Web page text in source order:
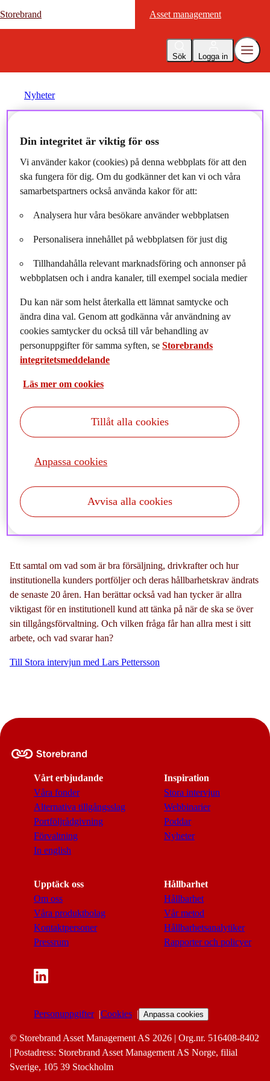
Storebrand Asset management
Sök Logga in
Storebrand Asset management
Nyheter
Stora intervjun med Lars
Pettersson, Försäljningschef
2021-06-10
"Det som verkligen driver mig är missionen att få så
verkligen stödjer hållbar utveckling", säger Lars
Management Sverige, som intervjuas i denna månads
Stora intervjun.
Ett samtal om vad som är bra försäljning, drivkrafter och hur
institutionella kunders portföljer och deras hållbarhetskrav ändrats
de senaste 20 åren. Han berättar också vad han tycker är allra
viktigast för en institutionell kund att tänka på när de ska se över
sin tillgångsförvaltning. Och vilken fråga får han allra mest i sitt
arbete, och vad svarar han?
Till Stora intervjun med Lars Pettersson
Vårt erbjudande
Våra fonder
Alternativa tillgångsslag
Portföljrådgivning
Förvaltning
In english
Inspiration
Stora intervjun
Webbinarier
Poddar
Nyheter
Upptäck oss
Om oss
Våra produktbolag
Kontaktpersoner
Pressrum
Hållbarhet
Hållbarhet
Vår metod
Hållbarhetsanalytiker
Rapporter och policyer
Personuppgifter Cookies Anpassa cookies
© Storebrand Asset Management AS 2026 | Org.nr. 516408-8402
| Postadress: Storebrand Asset Management AS Norge, filial
Sverige, 105 39 Stockholm
Din integritet är viktig för oss
Vi använder kakor (cookies) på denna webbplats för att den
ska fungera för dig. Om du godkänner det kan vi och våra
samarbetspartners också använda kakor för att:
Analysera hur våra besökare använder webbplatsen
Personalisera innehållet på webbplatsen för just dig
Tillhandahålla relevant marknadsföring och annonser på
webbplatsen och i andra kanaler, till exempel sociala medier
Du kan när som helst återkalla ett lämnat samtycke och
ändra dina val. Genom att godkänna vår användning av
cookies samtycker du också till vår behandling av
personuppgifter för samma syften, seStorebrands
integritetsmeddelande
Läs mer om cookies
Anpassa cookies
Avvisa alla cookies
Tillåt alla cookies